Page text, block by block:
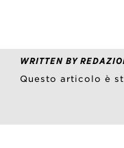
WRITTEN BY
Questo articolo è